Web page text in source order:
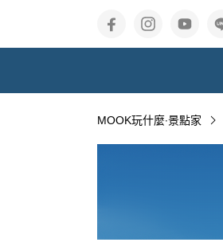
MOOK玩什麼‧景點家